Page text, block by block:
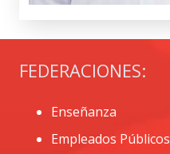
FEDERACIONES:
Enseñanza
Empleados Públicos